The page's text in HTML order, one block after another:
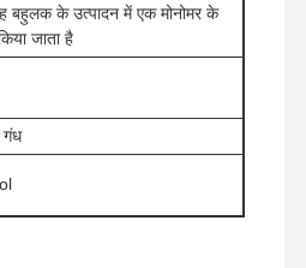
समाचार सभी मामलों
के उत्पादन में एक मोनोमर के
जाता है
गंध